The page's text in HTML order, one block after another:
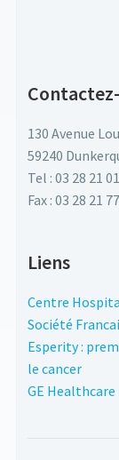
130 Avenue
59240
Tel : 03 28 21
Fax : 03 28 21
Liens
Centre
Société
Esperity :
le cancer
GE Healthcare